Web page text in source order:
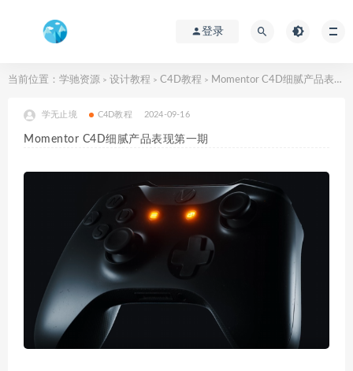
登录
当前位置： 学驰资源 > 设计教程 > C4D教程 > Momentor C4D细腻产品表现第一期
学无止境 C4D教程 2024-09-16
Momentor C4D细腻产品表现第一期